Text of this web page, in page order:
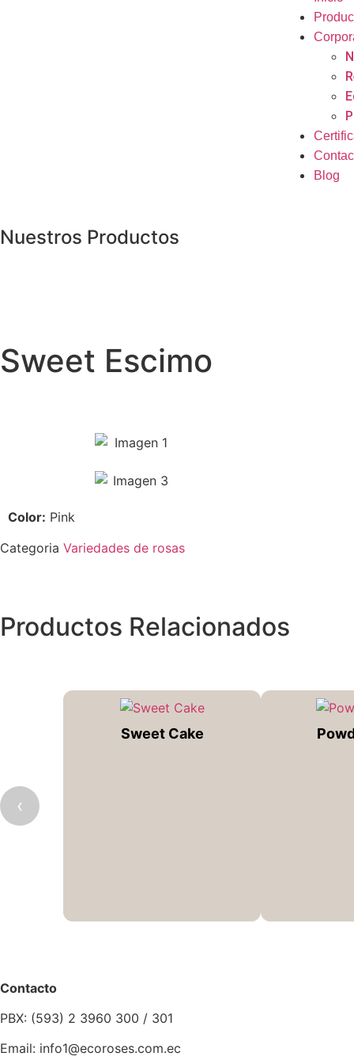
Blog
Nuestros Productos
Sweet Escimo
Color: Pink
Categoria Variedades de rosas
Productos Relacionados
‹
Sweet Cake
Contacto
PBX: (593) 2 3960 300 / 301
Email: info1@ecoroses.com.ec